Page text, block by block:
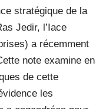
stratégique de la
Jedir, l’Iace
a récemment
note examine en
de cette
les